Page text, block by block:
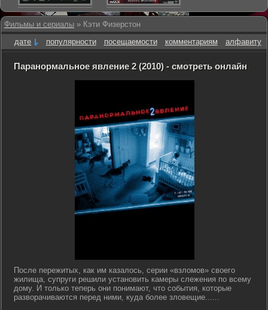
Фильмы и сериалы » Кэти Физерстон
дате
популярности посещаемости комментариям алфавиту
Паранормальное явление 2 (2010) - смотреть онлайн
После пережитых, как им казалось, серии «взломов» своего
жилища, супруги решили установить камеры слежения по всему
дому. И только теперь они понимают, что события, которые
разворачиваются перед ними, куда более зловещие......